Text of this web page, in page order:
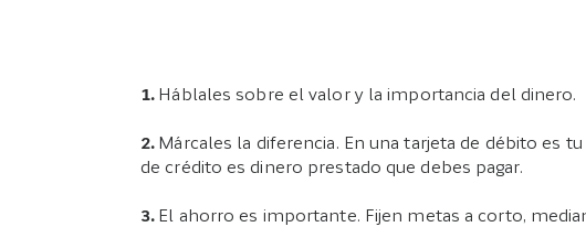
1. Háblales sobre el valor y la importancia del dinero.
2. Márcales la diferencia. En una tarjeta de débito es
de crédito es dinero prestado que debes pagar.
3. El ahorro es importante. Fijen metas a corto,